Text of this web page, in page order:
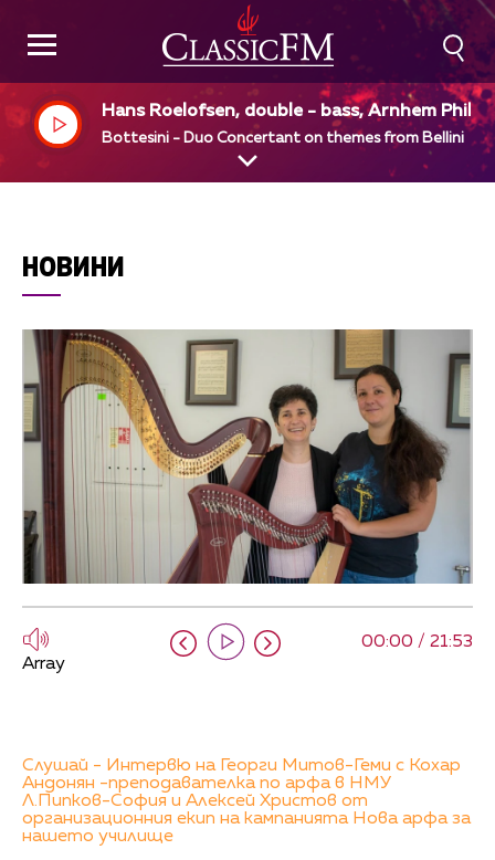
Hans Roelofsen, double - bass, Arnhem
monic Orchestra, Alun Francis, dir, Marien van
Bottesini - Duo Concertant on themes from Bellini
НОВИНИ
00:00 / 21:53
Array
Слушай - Интервю на Георги Митов-Геми с Кохар
Андонян -преподавателка по арфа в НМУ
Л.Пипков-София и Алексей Христов от
организационния екип на кампанията Нова арфа за
нашето училище